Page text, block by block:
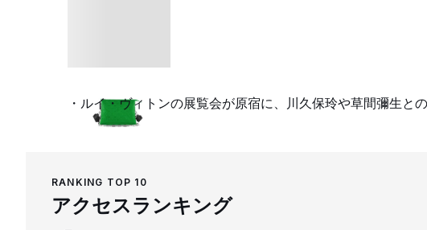
ルイ・ヴィトンの展覧会が原宿に、川久保玲や草間彌生と
RANKING TOP 10
アクセスランキング